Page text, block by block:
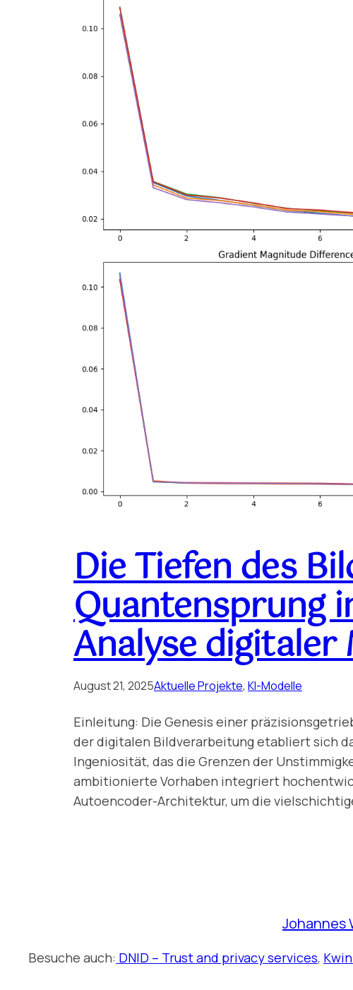
Die Tiefen des
Quantensprung
Analyse digitaler
August 21, 2025Aktuelle Projekte, KI-Modelle
Einleitung: Die Genesis einer
der digitalen Bildverarbeitung etabliert sich
Ingeniosität, das die Grenzen der
ambitionierte Vorhaben integriert
Autoencoder-Architektur, um die
Johannes
Besuche auch: DNID – Trust and privacy services,